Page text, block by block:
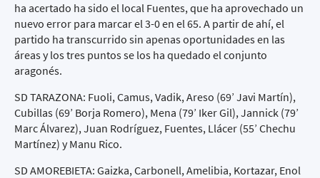
ha acertado ha sido el local Fuentes, que ha aprovechado un
nuevo error para marcar el 3-0 en el 65. A partir de ahí, el
partido ha transcurrido sin apenas oportunidades en las
áreas y los tres puntos se los ha quedado el conjunto
aragonés.
SD TARAZONA: Fuoli, Camus, Vadik, Areso (69’ Javi Martín),
Cubillas (69’ Borja Romero), Mena (79’ Iker Gil), Jannick (79’
Marc Álvarez), Juan Rodríguez, Fuentes, Llácer (55’ Chechu
Martínez) y Manu Rico.
SD AMOREBIETA: Gaizka, Carbonell, Amelibia, Kortazar, Enol